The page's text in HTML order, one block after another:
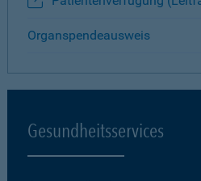
Organspendeausweis
Gesundheitsservices